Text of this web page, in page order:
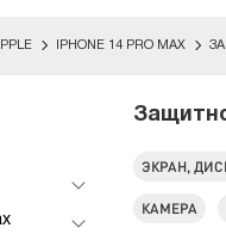
IPHONE 14 PRO MAX
ЭКРАН,
КАМЕРА